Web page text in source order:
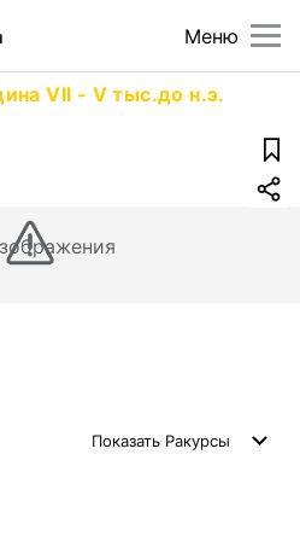
Меню
VII - V тыс.до н.э.
Показать Ракурсы